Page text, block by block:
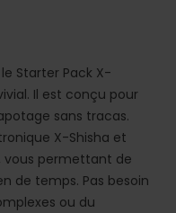
Starter Pack X-
Il est conçu pour
sans tracas.
X-Shisha et
vous permettant de
de temps. Pas besoin
ou du